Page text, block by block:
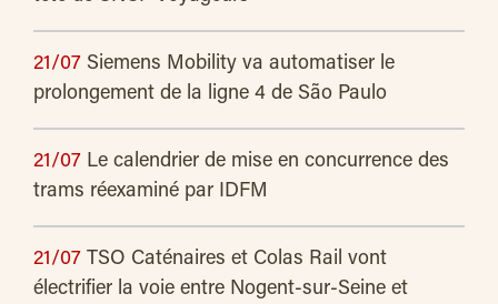
21/07 Siemens Mobility va automatiser le
prolongement de la ligne 4 de São Paulo
21/07 Le calendrier de mise en concurrence des
trams réexaminé par IDFM
21/07 TSO Caténaires et Colas Rail vont
électrifier la voie entre Nogent-sur-Seine et